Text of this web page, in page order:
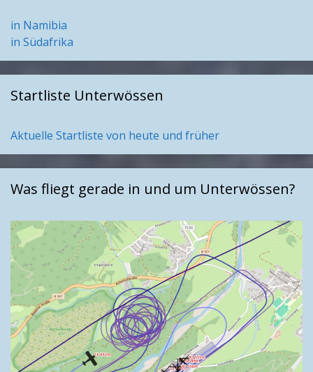
in Namibia
in Südafrika
Startliste Unterwössen
Aktuelle Startliste von heute und früher
Was fliegt gerade in und um Unterwössen?